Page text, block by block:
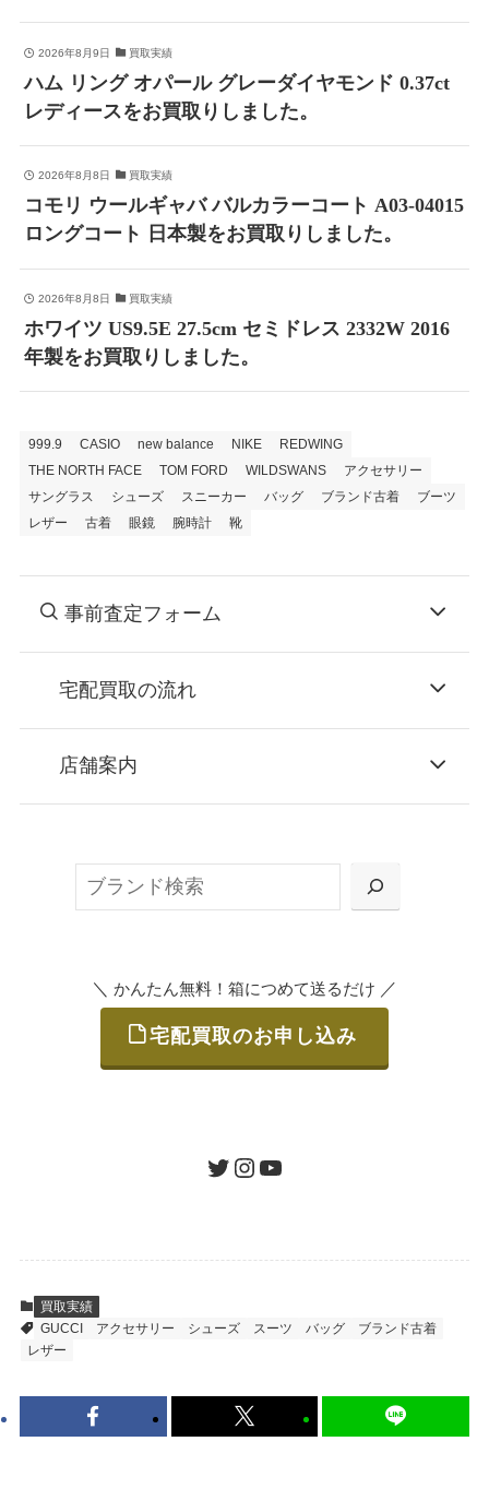
2026年8月9日 買取実績
ハム リング オパール グレーダイヤモンド 0.37ct
レディースをお買取りしました。
2026年8月8日 買取実績
コモリ ウールギャバ バルカラーコート A03-04015
ロングコート 日本製をお買取りしました。
2026年8月8日 買取実績
ホワイツ US9.5E 27.5cm セミドレス 2332W 2016
年製をお買取りしました。
999.9 CASIO new balance NIKE
REDWING
THE NORTH FACE
TOM FORD WILDSWANS
アクセサリー
サングラス
シューズ スニーカー バッグ ブランド古着
ブーツ
レザー
古着 眼鏡 腕時計 靴
事前査定フォーム
宅配買取の流れ
お申込み
または梱包材不要の「集荷申込」からお選び
ご発送
得いただければ、最短即日の入金が可能で
す。
店舗案内
地図を見る
＼ かんたん無料！箱につめて送るだけ ／
宅配買取のお申し込み
ツイッターインスタグラムユーチューブ
買取実績
GUCCI
アクセサリー シューズ スーツ バッグ
ブランド古着
レザー